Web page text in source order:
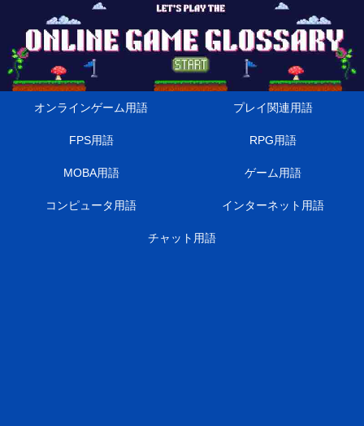
オンラインゲーム用語 プレイ関連用語
FPS用語 RPG用語
MOBA用語 ゲーム用語
コンピュータ用語 インターネット用語
チャット用語